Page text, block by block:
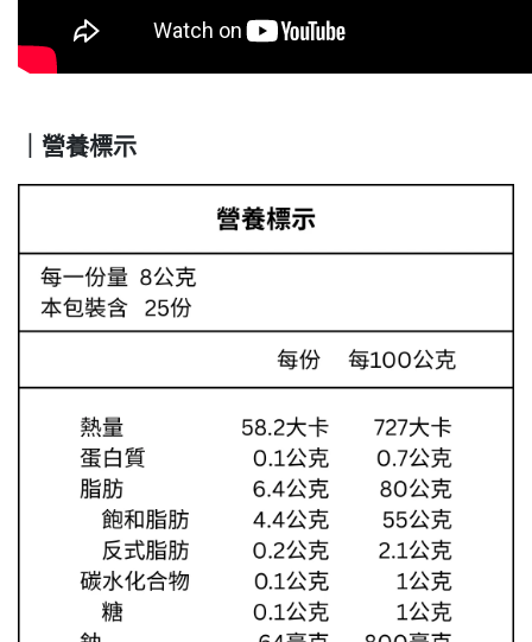
｜營養標示